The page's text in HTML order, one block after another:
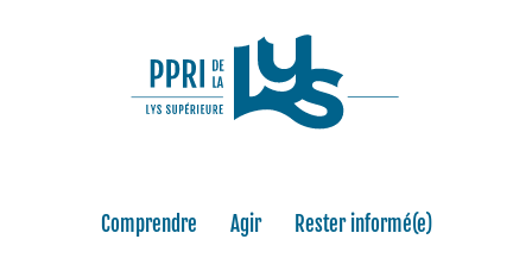
Comprendre Agir Rester informé(e)